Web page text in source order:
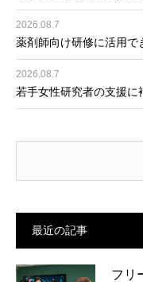
2026.08.7
薬剤師向け研修に活用
2026.08.7
若手女性研究者の支援に
最近の記事
フリ